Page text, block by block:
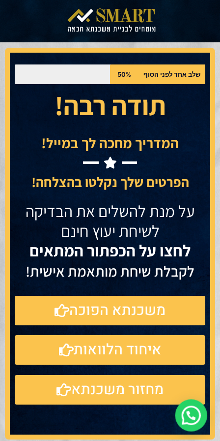
שלב אחד לפני הסוף 50%
תודה רבה!
המדריך מחכה לך במייל!
הפרטים שלך נקלטו בהצלחה!
על מנת להשלים את הבדיקה
לשיחת יעוץ חינם
לחצו על הכפתור המתאים
לקבלת שיחת מותאמת אישית!
משכנתא הפוכה
איחוד הלוואות
מחזור משכנתא